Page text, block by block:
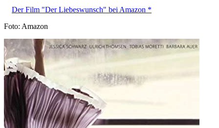
Der Film "Der Liebeswunsch" bei Amazon *
Foto: Amazon